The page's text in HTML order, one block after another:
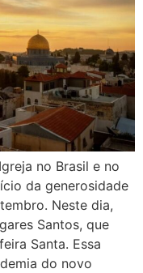
no Brasil e no
da generosidade
Neste dia,
Santos, que
Santa. Essa
do novo